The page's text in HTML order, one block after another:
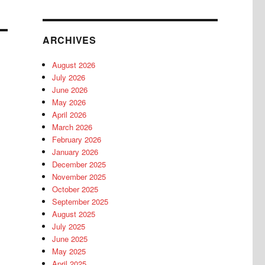
ARCHIVES
August 2026
July 2026
June 2026
May 2026
April 2026
March 2026
February 2026
January 2026
December 2025
November 2025
October 2025
September 2025
August 2025
July 2025
June 2025
May 2025